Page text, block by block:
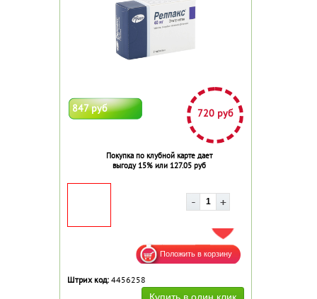
847 руб 720 руб
Покупка по клубной карте дает
выгоду 15% или 127.05 руб
ДОБАВИТЬ В ИЗБРАННОЕ
Штрих код: 4456258